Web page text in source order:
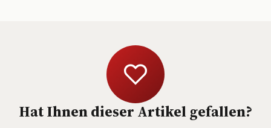
Hat Ihnen dieser Artikel gefallen?